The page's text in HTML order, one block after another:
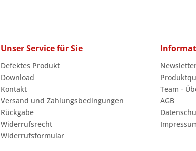
Unser Service für Sie
Defektes Produkt
Download
Kontakt
Versand und Zahlungsbedingungen
Rückgabe
Widerrufsrecht
Widerrufsformular
Team -
AGB